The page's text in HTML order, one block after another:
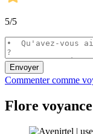
5/5
Envoyer
Commenter comme
Flore